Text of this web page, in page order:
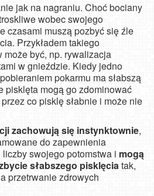
jak na nagraniu. Choć bociany
wobec swojego
czasami muszą pozbyć się źle
Przykładem takiego
być, np. rywalizacja
w gnieździe. Kiedy jedno
pokarmu ma słabszą
pisklęta mogą go zdominować
co pisklę słabnie i może nie
zachowują się instynktownie,
do zapewnienia
swojego potomstwa i mogą
słabszego pisklęciatak,
przetrwanie zdrowych